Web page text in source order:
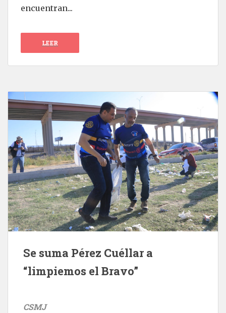
encuentran...
LEER
Se suma Pérez Cuéllar a
“limpiemos el Bravo”
CSMJ